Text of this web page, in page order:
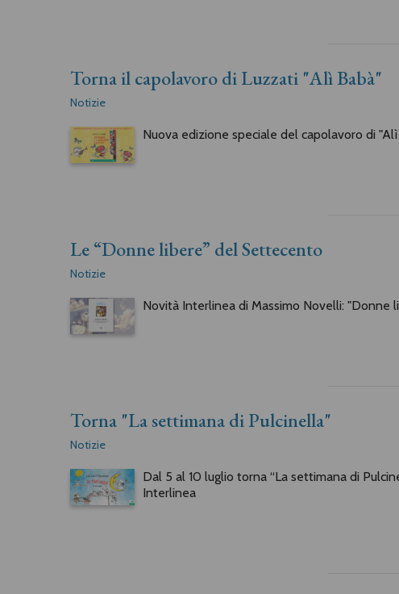
Torna il capolavoro di Luzzati "Alì Babà"
Notizie
Nuova edizione speciale del capolavoro di
Le “Donne libere” del Settecento
Notizie
Novità Interlinea di Massimo Novelli: "Donne
Torna "La settimana di Pulcinella"
Notizie
Dal 5 al 10 luglio torna “La settimana di
Interlinea